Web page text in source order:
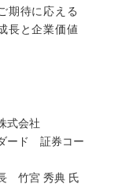
期待に応える
長と企業価値
式会社
ード 証券コー
竹宮 秀典 氏